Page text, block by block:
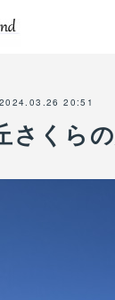
2024.03.26 20:51
さくら